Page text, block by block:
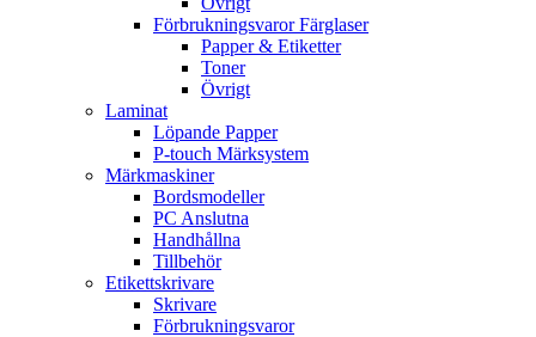
Förbrukningsvaror Färglaser
Papper & Etiketter
Toner
Övrigt
Laminat
Löpande Papper
P-touch Märksystem
Märkmaskiner
Bordsmodeller
PC Anslutna
Handhållna
Tillbehör
Etikettskrivare
Skrivare
Förbrukningsvaror